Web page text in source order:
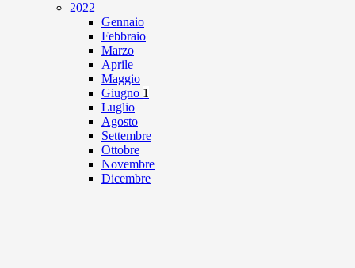
2022
Gennaio
Febbraio
Marzo
Aprile
Maggio
Giugno 1
Luglio
Agosto
Settembre
Ottobre
Novembre
Dicembre